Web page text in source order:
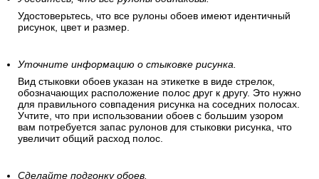
Удостоверьтесь, что все рулоны обоев имеют идентичный
рисунок, цвет и размер.
Уточните информацию о стыковке рисунка.
Вид стыковки обоев указан на этикетке в виде стрелок,
обозначающих расположение полос друг к другу. Это нужно
для правильного совпадения рисунка на соседних полосах.
Учтите, что при использовании обоев с большим узором
вам потребуется запас рулонов для стыковки рисунка, что
увеличит общий расход полос.
Сделайте подгонку обоев.